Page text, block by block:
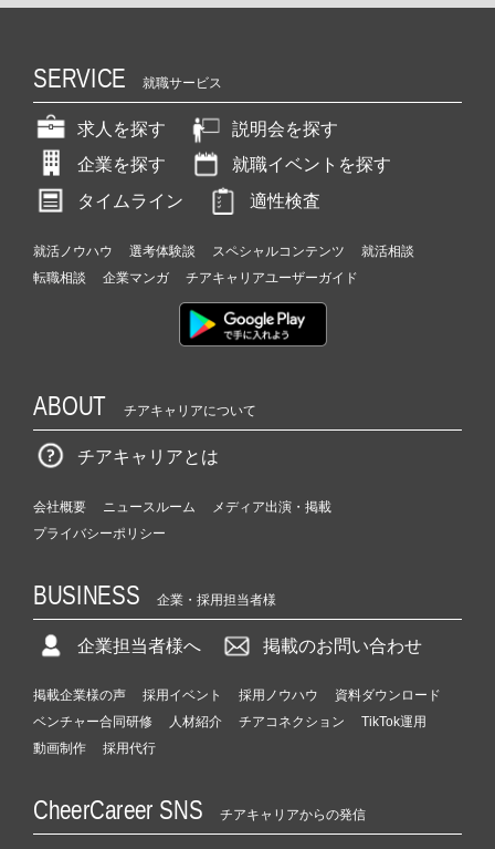
SERVICE 就職サービス
求人を探す
説明会を探す
企業を探す
就職イベントを探す
タイムライン
適性検査
就活ノウハウ 選考体験談 スペシャルコンテンツ
就活相談
転職相談
企業マンガ チアキャリアユーザーガイド
ABOUT チアキャリアについて
チアキャリアとは
会社概要 ニュースルーム
メディア出演・掲載
プライバシーポリシー
BUSINESS 企業・採用担当者様
企業担当者様へ 掲載のお問い合わせ
掲載企業様の声 採用イベント 採用ノウハウ
資料ダウンロード
ベンチャー合同研修
人材紹介 チアコネクション
TikTok運用
動画制作
採用代行
CheerCareer SNS チアキャリアからの発信